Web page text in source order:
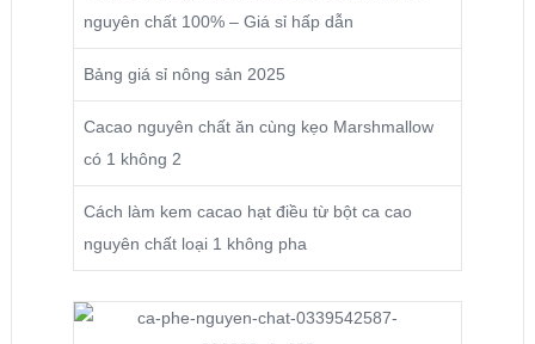
nguyên chất 100% – Giá sỉ hấp dẫn
Bảng giá sỉ nông sản 2025
Cacao nguyên chất ăn cùng kẹo Marshmallow
có 1 không 2
Cách làm kem cacao hạt điều từ bột ca cao
nguyên chất loại 1 không pha